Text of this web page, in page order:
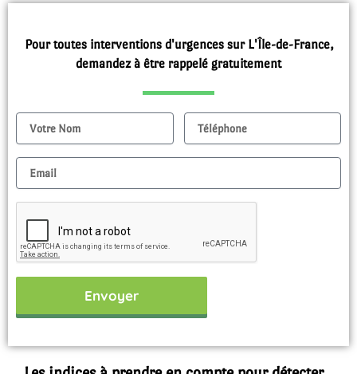
Pour toutes interventions d'urgences sur L'Île-de-France,
demandez à être rappelé gratuitement
Nom Tel
Email
Envoyer